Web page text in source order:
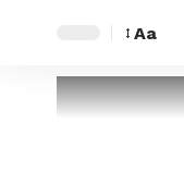
Aa